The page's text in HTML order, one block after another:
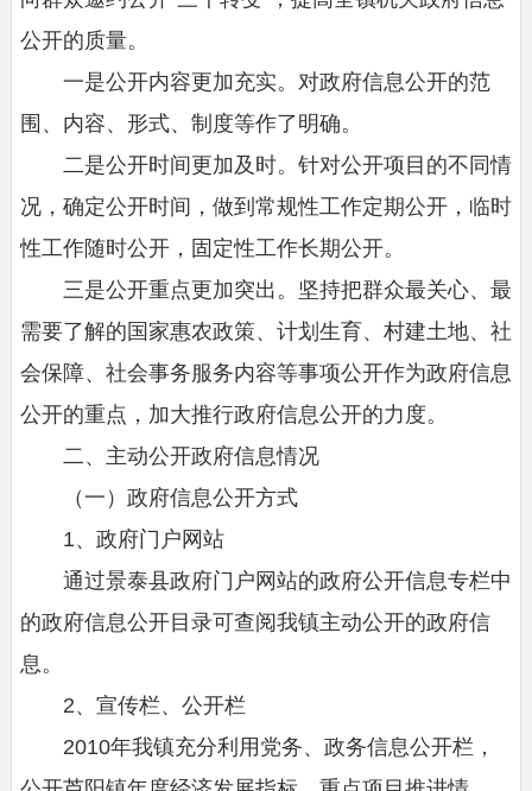
公开的质量。
一是公开内容更加充实。对政府信息公开的范
围、内容、形式、制度等作了明确。
二是公开时间更加及时。针对公开项目的不同情
况，确定公开时间，做到常规性工作定期公开，临时
性工作随时公开，固定性工作长期公开。
三是公开重点更加突出。坚持把群众最关心、最
需要了解的国家惠农政策、计划生育、村建土地、社
会保障、社会事务服务内容等事项公开作为政府信息
公开的重点，加大推行政府信息公开的力度。
二、主动公开政府信息情况
（一）政府信息公开方式
1、政府门户网站
通过景泰县政府门户网站的政府公开信息专栏中
的政府信息公开目录可查阅我镇主动公开的政府信
息。
2、宣传栏、公开栏
2010年我镇充分利用党务、政务信息公开栏，